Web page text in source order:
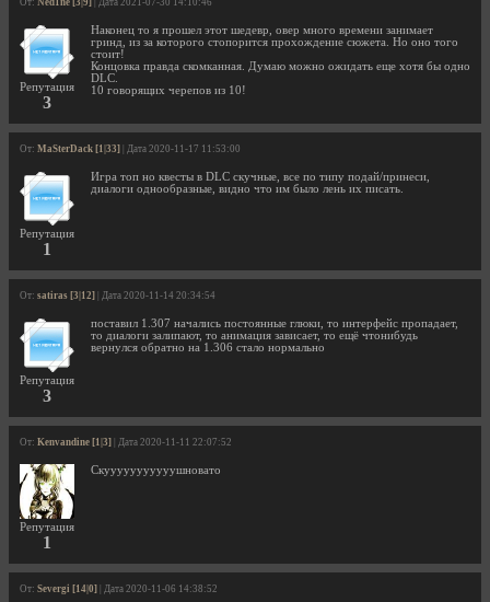
От: Ned1ne [3|9] | Дата 2021-07-30 14:10:46
Репутация
3
Наконец то я прошел этот шедевр, овер много времени занимает
гринд, из за которого стопорится прохождение сюжета. Но оно того
стоит!
Концовка правда скомканная. Думаю можно ожидать еще хотя бы одно
DLC.
10 говорящих черепов из 10!
От: MaSterDack [1|33] | Дата 2020-11-17 11:53:00
Репутация
1
Игра топ но квесты в DLC скучные, все по типу подай/принеси,
диалоги однообразные, видно что им было лень их писать.
От: satiras [3|12] | Дата 2020-11-14 20:34:54
Репутация
3
поставил 1.307 начались постоянные глюки, то интерфейс пропадает,
то диалоги залипают, то анимация зависает, то ещё чтонибудь
вернулся обратно на 1.306 стало нормально
От: Kenvandine [1|3] | Дата 2020-11-11 22:07:52
Репутация
1
Скууууууууууушновато
От: Severgi [14|0] | Дата 2020-11-06 14:38:52